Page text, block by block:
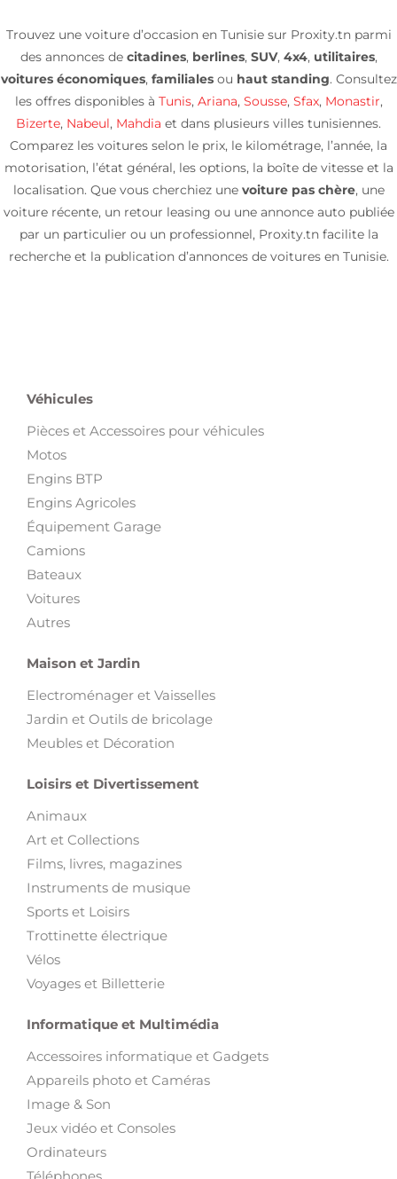
Trouvez une voiture d’occasion en Tunisie sur Proxity.tn parmi
des annonces de citadines, berlines,SUV, 4x4, utilitaires,
voitures économiques,familialesou haut standing. Consultez
les offres disponibles à Tunis, Ariana, Sousse, Sfax, Monastir,
Bizerte, Nabeul, Mahdia et dans plusieurs villes tunisiennes.
Comparez les voitures selon le prix, le kilométrage, l’année, la
motorisation, l’état général, les options, la boîte de vitesse et la
localisation. Que vous cherchiez une voiture pas chère, une
voiture récente, un retour leasing ou une annonce auto publiée
par un particulier ou un professionnel, Proxity.tn facilite la
recherche et la publication d’annonces de voitures en Tunisie.
Véhicules
Pièces et Accessoires pour véhicules
Motos
Engins BTP
Engins Agricoles
Équipement Garage
Camions
Bateaux
Voitures
Autres
Maison et Jardin
Electroménager et Vaisselles
Jardin et Outils de bricolage
Meubles et Décoration
Loisirs et Divertissement
Animaux
Art et Collections
Films, livres, magazines
Instruments de musique
Sports et Loisirs
Trottinette électrique
Vélos
Voyages et Billetterie
Informatique et Multimédia
Accessoires informatique et Gadgets
Appareils photo et Caméras
Image & Son
Jeux vidéo et Consoles
Ordinateurs